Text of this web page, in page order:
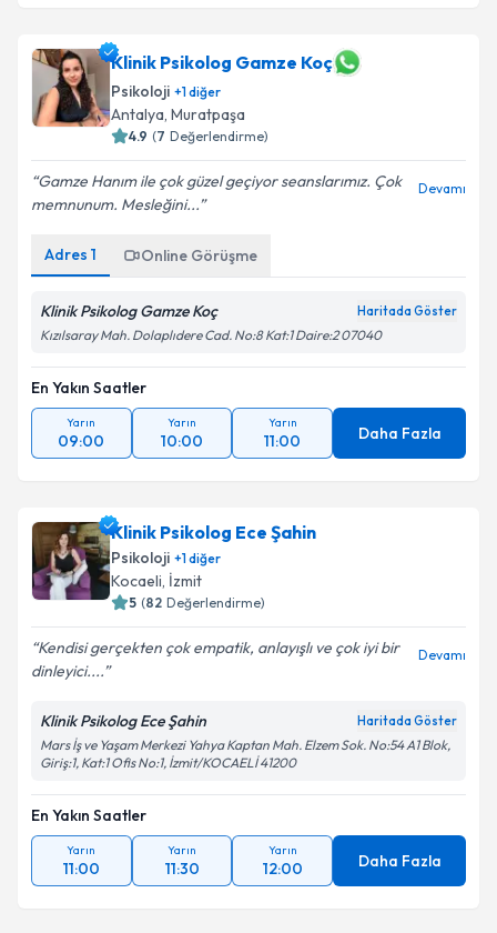
Klinik Psikolog Gamze Koç
Psikoloji +1diğer
Antalya, Muratpaşa
4.9 (7 Değerlendirme)
Gamze Hanım ile çok güzel geçiyor seanslarımız. Çok
memnunum. Mesleğini...
Devamı
Adres 1 Online Görüşme
Klinik Psikolog Gamze Koç Haritada Göster
Kızılsaray Mah. Dolaplıdere Cad. No:8 Kat:1 Daire:2 07040
En Yakın Saatler
Yarın
09:00
Yarın
10:00
Yarın
11:00 Daha Fazla
Klinik Psikolog Ece Şahin
Psikoloji +1diğer
Kocaeli, İzmit
5 (82 Değerlendirme)
Kendisi gerçekten çok empatik, anlayışlı ve çok iyi bir
dinleyici....
Devamı
Klinik Psikolog Ece Şahin Haritada Göster
Mars İş ve Yaşam Merkezi Yahya Kaptan Mah. Elzem Sok. No:54 A1 Blok,
Giriş:1, Kat:1 Ofis No:1, İzmit/KOCAELİ 41200
En Yakın Saatler
Yarın
11:00
Yarın
11:30
Yarın
12:00 Daha Fazla